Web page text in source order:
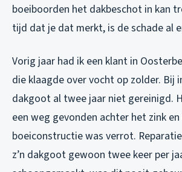
boeiboorden het dakbeschot in kan
tijd dat je dat merkt, is de schade al
Vorig jaar had ik een klant in
die klaagde over vocht op zolder. Bij
dakgoot al twee jaar niet gereinigd.
een weg gevonden achter het zink
boeiconstructie was verrot.
z’n dakgoot gewoon twee keer per